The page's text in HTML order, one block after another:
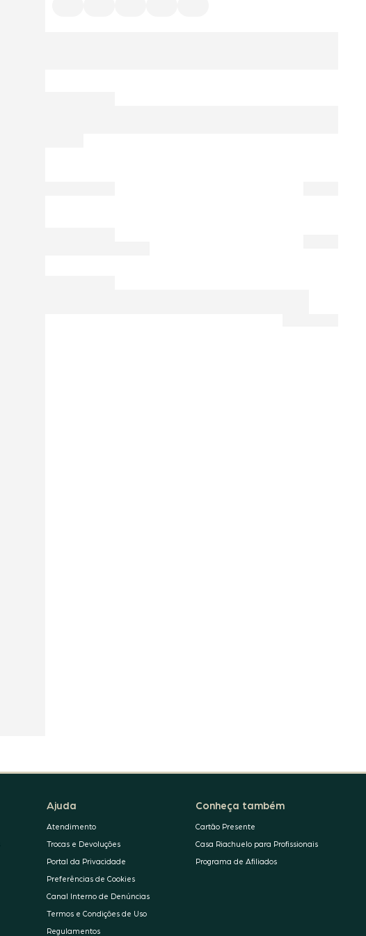
Ajuda
Atendimento
Trocas e Devoluções
Portal da Privacidade
Preferências de Cookies
Canal Interno de Denúncias
Termos e Condições de Uso
Regulamentos
Conheça também
Cartão Presente
Casa Riachuelo para Profissionais
Programa de Afiliados